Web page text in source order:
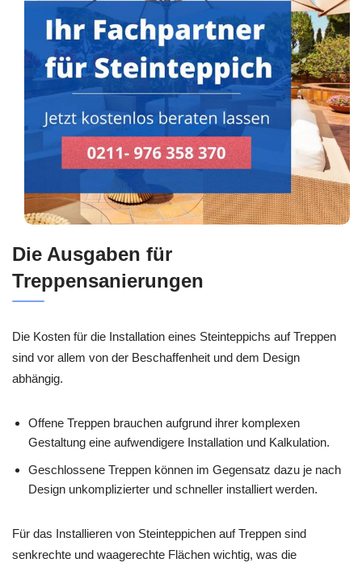
Die Ausgaben für
Treppensanierungen
Die Kosten für die Installation eines Steinteppichs auf Treppen
sind vor allem von der Beschaffenheit und dem Design
abhängig.
Offene Treppen brauchen aufgrund ihrer komplexen
Gestaltung eine aufwendigere Installation und Kalkulation.
Geschlossene Treppen können im Gegensatz dazu je nach
Design unkomplizierter und schneller installiert werden.
Für das Installieren von Steinteppichen auf Treppen sind
senkrechte und waagerechte Flächen wichtig, was die